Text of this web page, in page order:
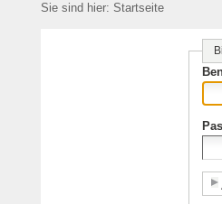
Sie sind hier: Startseite